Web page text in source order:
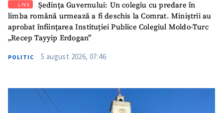
LIVE
Ședința Guvernului: Un colegiu cu predare în
limba română urmează a fi deschis la Comrat. Miniștrii au
aprobat înființarea Instituției Publice Colegiul Moldo-Turc
„Recep Tayyip Erdogan”
POLITIC 5 august 2026, 07:46